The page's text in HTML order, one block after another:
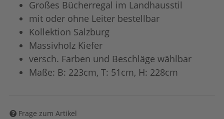
Großes Bücherregal im Landhausstil
mit oder ohne Leiter bestellbar
Kollektion Salzburg
Massivholz Kiefer
versch. Farben und Beschläge wählbar
Maße: B: 223cm, T: 51cm, H: 228cm
Frage zum Artikel